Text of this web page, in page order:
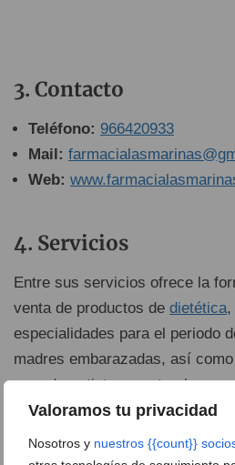
Valoramos tu privacidad
Nosotros y nuestros {{count}}
Contacto
Teléfono: 966420933
Mail:
Web:
Servicios
Entre sus servicios ofrece la
venta de productos de dietética,
especialidades para el periodo
madres embarazadas, así
para deportistas y naturales.